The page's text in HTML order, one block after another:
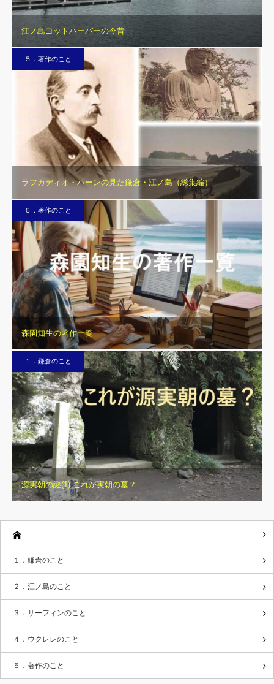
江ノ島ヨットハーバーの今昔
５．著作のこと
ラフカディオ・ハーンの見た鎌倉・江ノ島（総集編）
５．著作のこと
森園知生の著作一覧
１．鎌倉のこと
源実朝の謎(1) これが実朝の墓？
１．鎌倉のこと
２．江ノ島のこと
３．サーフィンのこと
４．ウクレレのこと
５．著作のこと